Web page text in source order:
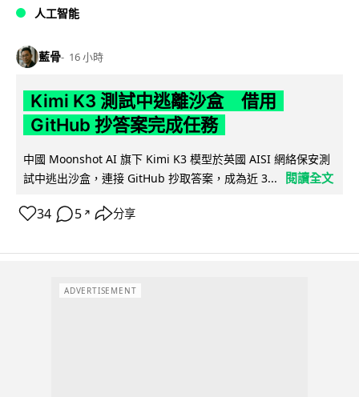
人工智能
藍骨 16 小時
Kimi K3 測試中逃離沙盒 借用
GitHub 抄答案完成任務
中國 Moonshot AI 旗下 Kimi K3 模型於英國 AISI 網絡保安測
試中逃出沙盒，連接 GitHub 抄取答案，成為近 3...
閱讀全文
34 5 ↗ 分享
ADVERTISEMENT